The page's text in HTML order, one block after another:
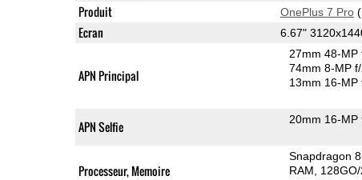
Produit OnePlus 7 Pro
Ecran 6.67"
APN Principal
27mm 48-
74mm 8-MP
13mm 16-MP
APN Selfie 20mm 16-MP
Processeur, Memoire
Snapdragon
RAM